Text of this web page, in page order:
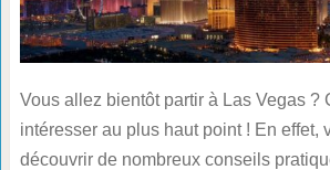
Vous allez bientôt partir à Las Vegas ?
intéresser au plus haut point ! En effet,
découvrir de nombreux conseils